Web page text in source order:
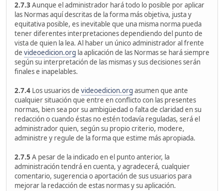
2.7.3 Aunque el administrador hará todo lo posible por aplicar
las Normas aquí descritas de la forma más objetiva, justa y
equitativa posible, es inevitable que una misma norma pueda
tener diferentes interpretaciones dependiendo del punto de
vista de quien la lea. Al haber un único administrador al frente
de videoedicion.org la aplicación de las Normas se hará siempre
según su interpretación de las mismas y sus decisiones serán
finales e inapelables.
2.7.4 Los usuarios de videoedicion.org asumen que ante
cualquier situación que entre en conflicto con las presentes
normas, bien sea por su ambigüedad o falta de claridad en su
redacción o cuando éstas no estén todavía reguladas, será el
administrador quien, según su propio criterio, modere,
administre y regule de la forma que estime más apropiada.
2.7.5 A pesar de la indicado en el punto anterior, la
administración tendrá en cuenta, y agradecerá, cualquier
comentario, sugerencia o aportación de sus usuarios para
mejorar la redacción de estas normas y su aplicación.